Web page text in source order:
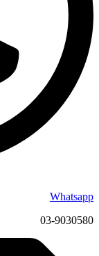
Whatsapp
03-9030580